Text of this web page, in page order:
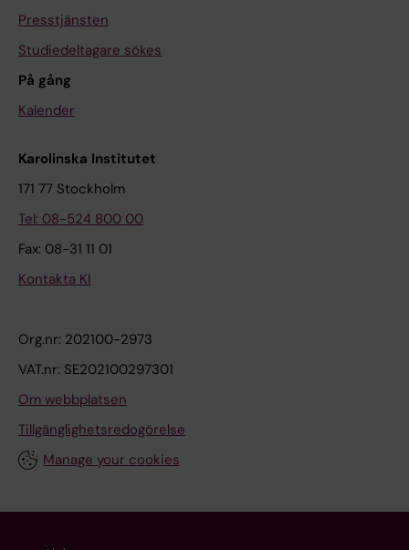
Presstjänsten
Studiedeltagare sökes
På gång
Kalender
Karolinska Institutet
171 77 Stockholm
Tel: 08-524 800 00
Fax: 08-31 11 01
Kontakta KI
Org.nr: 202100-2973
VAT.nr: SE202100297301
Om webbplatsen
Tillgänglighetsredogörelse
Manage your cookies